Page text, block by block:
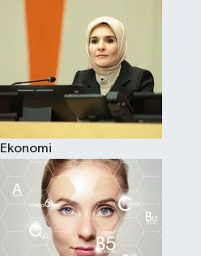
Ekonomi
Televizyon
Yaşam-Çevre